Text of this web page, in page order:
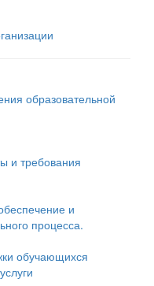
образовательной
и требования
и
процесса.
обучающихся